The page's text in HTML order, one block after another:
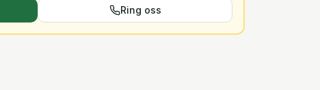
Ring oss